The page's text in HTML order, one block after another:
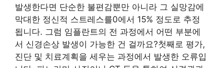
발생한다면 단순한 불편감뿐만 아니라 그 실망감에
막대한 정신적 스트레스를0에서 15% 정도로 추정
됩니다. 그럼 임플란트의 전 과정에서 어떤 부분에
서 신경손상 발생이 가능한 건 걸까요?첫째로 평가,
진단 및 치료계획을 세우는 과정에서 발생한 오류입